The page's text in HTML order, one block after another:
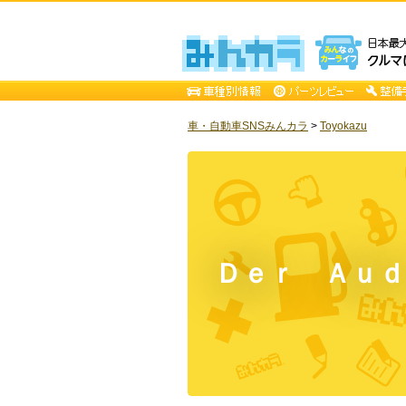
車・自動車SNSみんカラ > Toyokazu
Ｄｅｒ Ａｕ